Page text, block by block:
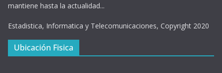
mantiene hasta la actualidad...
Estadistica, Informatica y Telecomunicaciones, Copyright 2020
Ubicación Fisica